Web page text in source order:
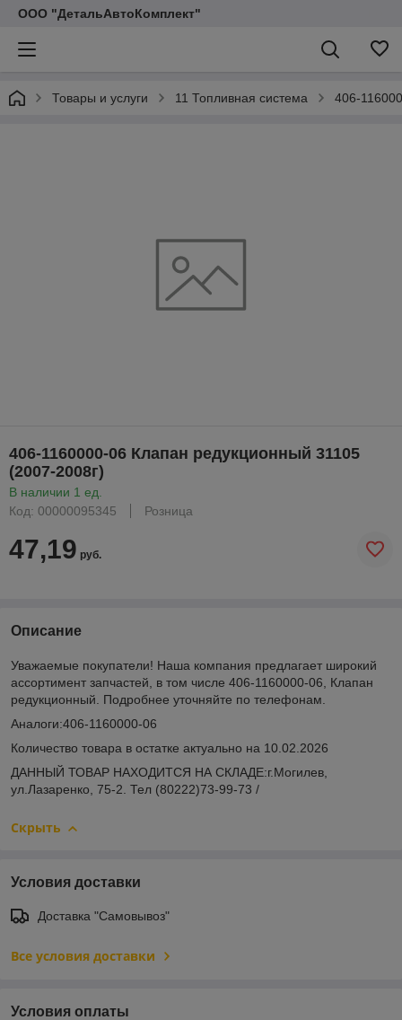
ООО "ДетальАвтоКомплект"
Товары и услуги 11 Топливная система 406-
406-1160000-06 Клапан редукционный 31105
(2007-2008г)
В наличии 1 ед.
Код: 00000095345
Розница
47,19 руб.
Описание
Уважаемые покупатели! Наша компания предлагает широкий
ассортимент запчастей, в том числе 406-1160000-06, Клапан
редукционный. Подробнее уточняйте по телефонам.
Аналоги:406-1160000-06
Количество товара в остатке актуально на 10.02.2026
ДАННЫЙ ТОВАР НАХОДИТСЯ НА СКЛАДE:г.Могилев,
ул.Лазаренко, 75-2. Тел (80222)73-99-73 /
Скрыть
Условия доставки
Доставка "Самовывоз"
Все условия доставки
Условия оплаты